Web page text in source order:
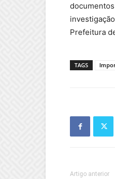
Prefeitura
TAGS
Artigo anterior